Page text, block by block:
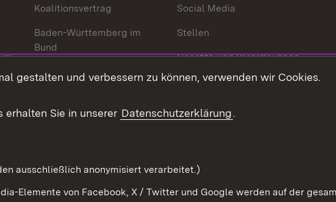
Koalitionsvertrag
Baden-Württemberg im
Bund
In Europa und der Welt
Social Media
Stellen
Gesetze und Verordnungen
Gesetzblatt
gestalten und verbessern zu können, verwenden wir Cookies.
erhalten Sie in unserer Datenschutzerklärung.
ausschließlich anonymisiert verarbeitet.)
Elemente von Facebook, X / Twitter und Google werden auf der